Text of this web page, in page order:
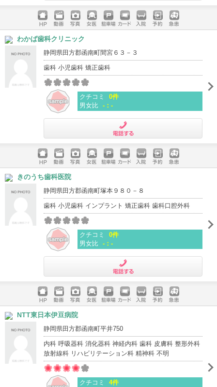
ホームペ
ージ
動画 写真 女医 駐車場
クレジッ
入院 予約 急患
わかば歯科クリニック
静岡県田方郡函南町間宮６３－３
歯科 小児歯科 矯正歯科
クチコミ
0件
男女比 -：-
ホームペ
ージ
動画 写真 女医 駐車場
クレジッ
入院 予約 急患
きのうち歯科医院
静岡県田方郡函南町塚本９８０－８
歯科 小児歯科 インプラント 矯正歯科 歯科口腔外科
クチコミ
0件
男女比 -：-
ホームペ
ージ
動画 写真 女医 駐車場
クレジッ
入院 予約 急患
NTT東日本伊豆病院
静岡県田方郡函南町平井750
内科 呼吸器科 消化器科 神経内科 歯科 皮膚科 整形外科
放射線科 リハビリテーション科 精神科 不明
クチコミ
4件